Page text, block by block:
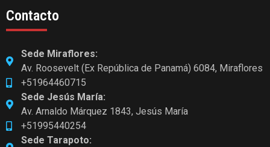
Contacto
Sede Miraflores:
Av. Roosevelt (Ex República de Panamá) 6084, Miraflores
+51964460715
Sede Jesús María:
Av. Arnaldo Márquez 1843, Jesús María
+51995440254
Sede Tarapoto: